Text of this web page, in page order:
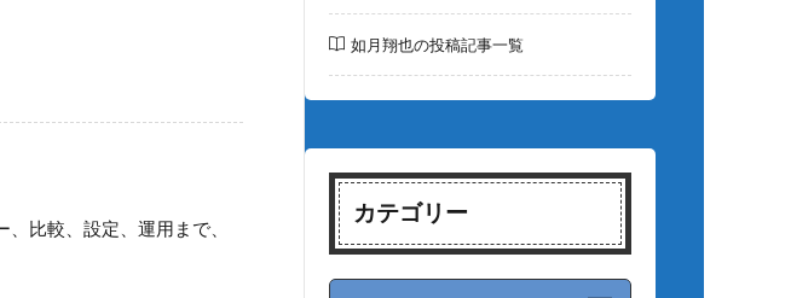
比較、設定、運用まで、
如月翔也の投稿記事一覧
カテゴリー